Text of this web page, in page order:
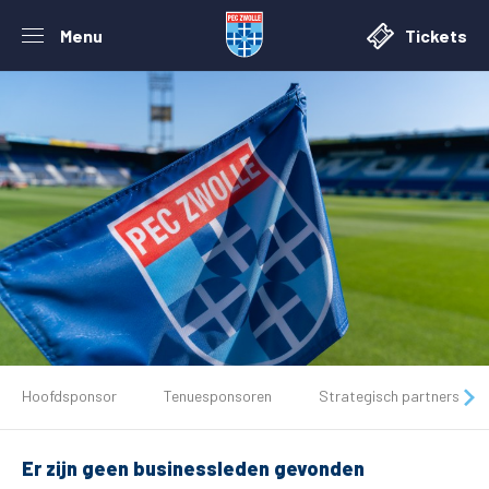
Menu Tickets
Tickets
Matchdays
Hoofdsponsor Tenuesponsoren Strategisch partners
Er zijn geen businessleden gevonden